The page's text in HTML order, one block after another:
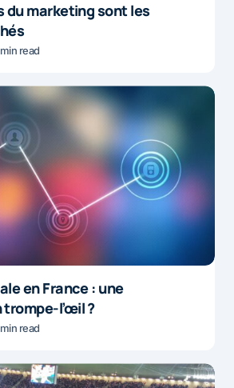
du marketing sont les
read
en France : une
l’œil ?
read